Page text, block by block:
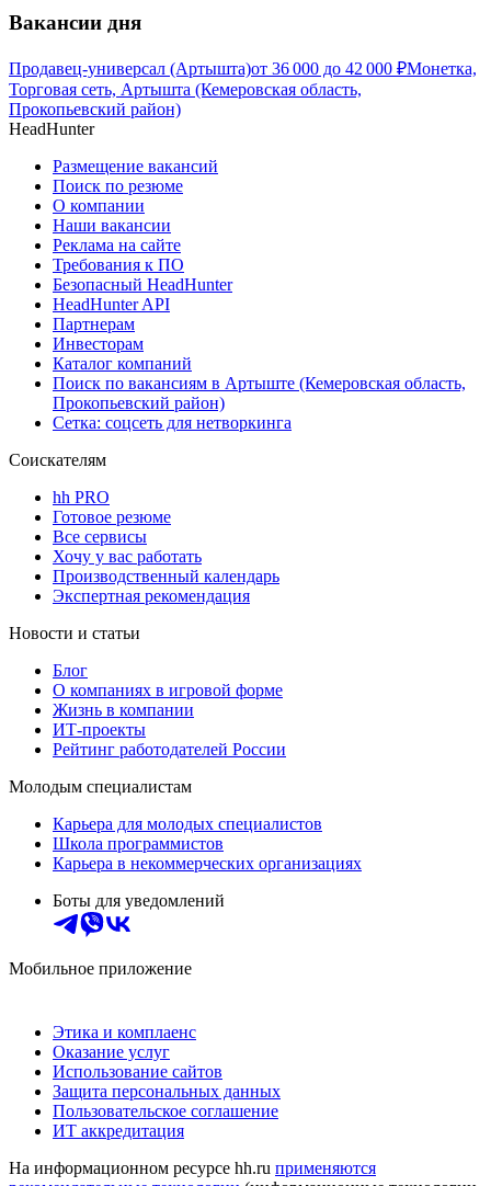
Вакансии дня
Продавец-универсал (Артышта)от 36 000 до 42 000 ₽Монетка,
Торговая сеть, Артышта (Кемеровская область,
Прокопьевский район)
HeadHunter
Размещение вакансий
Поиск по резюме
О компании
Наши вакансии
Реклама на сайте
Требования к ПО
Безопасный HeadHunter
HeadHunter API
Партнерам
Инвесторам
Каталог компаний
Поиск по вакансиям в Артыште (Кемеровская область,
Прокопьевский район)
Сетка: соцсеть для нетворкинга
Соискателям
hh PRO
Готовое резюме
Все сервисы
Хочу у вас работать
Производственный календарь
Экспертная рекомендация
Новости и статьи
Блог
О компаниях в игровой форме
Жизнь в компании
ИТ-проекты
Рейтинг работодателей России
Молодым специалистам
Карьера для молодых специалистов
Школа программистов
Карьера в некоммерческих организациях
Боты для уведомлений
Мобильное приложение
Этика и комплаенс
Оказание услуг
Использование сайтов
Защита персональных данных
Пользовательское соглашение
ИТ аккредитация
На информационном ресурсе hh.ru применяются